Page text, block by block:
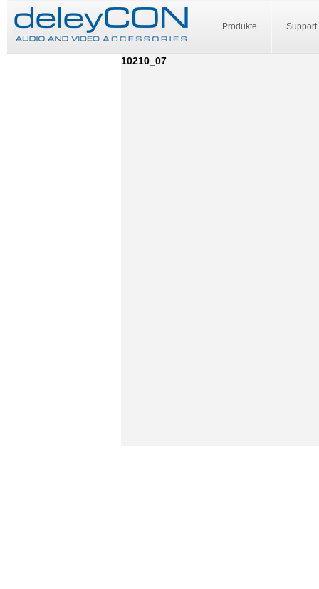
Produkte Support
10210_07